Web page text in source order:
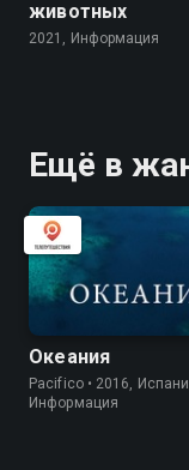
животных
2021, Информация
Ещё в
Океания
Pacifico • 2016,
Информация